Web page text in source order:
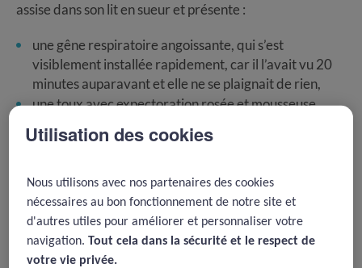
assise dans son lit en sueur et présente :
une gêne respiratoire angoissante, qui s’est
visiblement installée rapidement, car il l’avait vu 20
minutes auparavant et elle ne se plaignait de rien,
une toux avec expectoration rosée et mousseuse,
une cyanose des extrémités (mains et lèvres),
la patiente ne décrit pas de douleur thoracique.
des urgences, d’approcher le chariot d’urgence, et
mesure les paramètres de surveillance attendus dans le
cadre d’une prise en charge d’un patient en urgence, à
savoir :
Utilisation des cookies
Nous utilisons avec nos partenaires des cookies
nécessaires au bon fonctionnement de notre site et
d'autres utiles pour améliorer et personnaliser votre
navigation.Tout cela dans la sécurité et le respect de
votre vie privée.​